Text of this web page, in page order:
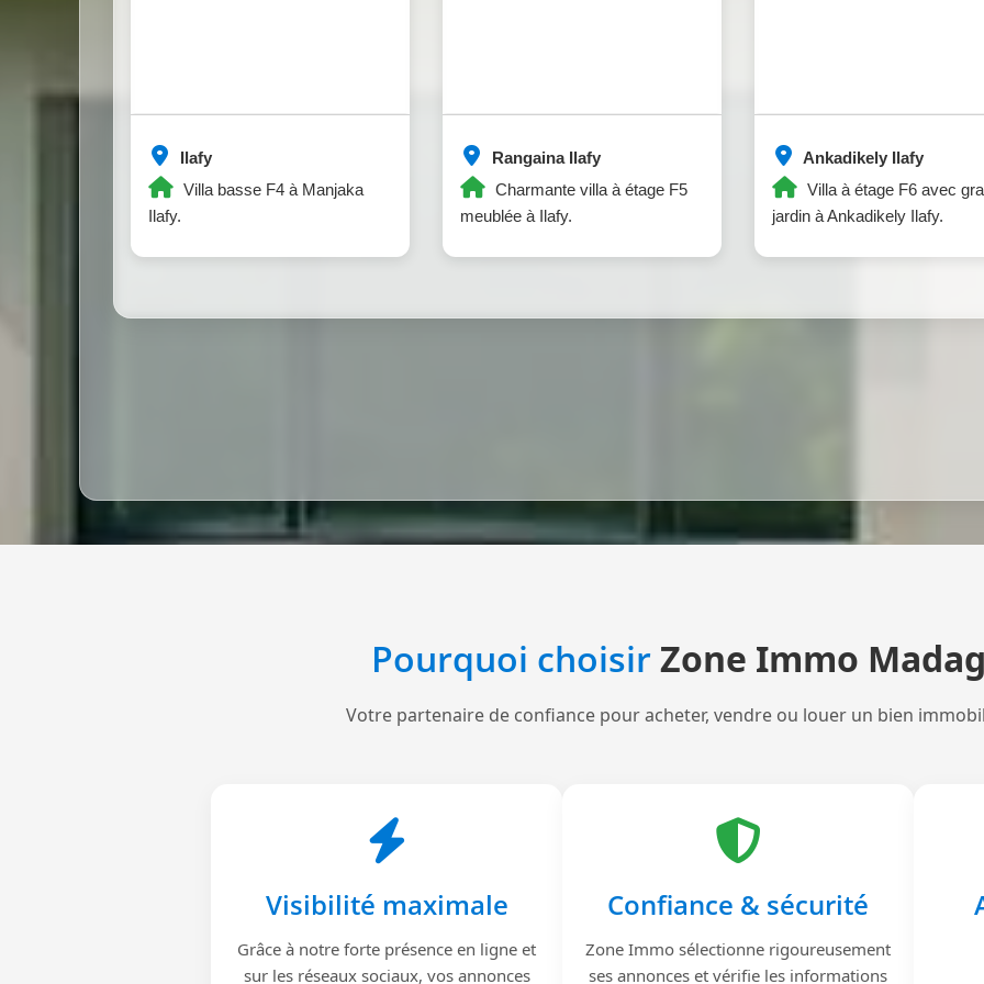
Ilafy
Villa basse F4 à Manjaka
Ilafy.
Rangaina Ilafy
Charmante villa à étage F5
meublée à Ilafy.
Ankadikely Ilafy
Villa à étage F6 avec
jardin à Ankadikely Ilafy.
Pourquoi choisirZone Immo
Votre partenaire de confiance pour acheter, vendre ou louer un bien
Visibilité maximale
Grâce à notre forte présence en ligne et
sur les réseaux sociaux, vos annonces
Confiance & sécurité
Zone Immo sélectionne rigoureusement
ses annonces et vérifie les informations